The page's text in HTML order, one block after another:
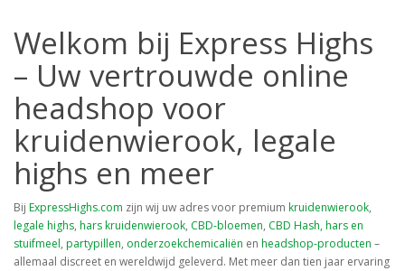
Welkom bij Express Highs
– Uw vertrouwde online
headshop voor
kruidenwierook, legale
highs en meer
Bij ExpressHighs.com zijn wij uw adres voor premium kruidenwierook,
legale highs, hars kruidenwierook, CBD-bloemen, CBD Hash, hars en
stuifmeel, partypillen, onderzoekchemicaliën en headshop-producten –
allemaal discreet en wereldwijd geleverd. Met meer dan tien jaar ervaring